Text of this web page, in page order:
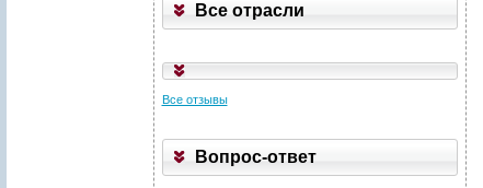
Все отрасли
Все отзывы
Вопрос-ответ